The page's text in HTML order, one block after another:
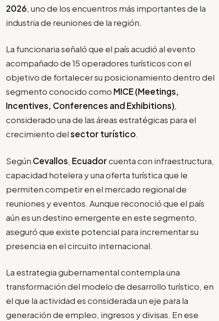
2026, uno de los encuentros más importantes de la
industria de reuniones de la región.
La funcionaria señaló que el país acudió al evento
acompañado de 15 operadores turísticos con el
objetivo de fortalecer su posicionamiento dentro del
segmento conocido como MICE (Meetings,
Incentives, Conferences and Exhibitions),
considerado una de las áreas estratégicas para el
crecimiento delsector turístico.
Según Cevallos, Ecuadorcuenta con infraestructura,
capacidad hotelera y una oferta turística que le
permiten competir en el mercado regional de
reuniones y eventos. Aunque reconoció que el país
aún es un destino emergente en este segmento,
aseguró que existe potencial para incrementar su
presencia en el circuito internacional.
La estrategia gubernamental contempla una
transformación del modelo de desarrollo turístico, en
el que la actividad es considerada un eje para la
generación de empleo, ingresos y divisas. En ese